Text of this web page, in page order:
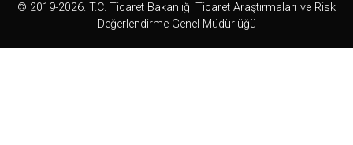
© 2019-2026. T.C. Ticaret Bakanlığı Ticaret Araştırmaları ve Risk
Değerlendirme Genel Müdürlüğü